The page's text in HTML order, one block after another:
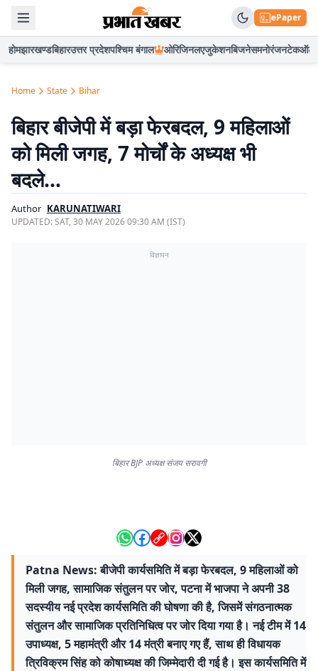
ePaper
होमझारखण्डबिहारउत्तर प्रदेशपश्चिम बंगाल ओरिजिनलएजुकेशनबिजनेसमनोरंजनटेकऑटो
Home State Bihar
बिहार बीजेपी में बड़ा फेरबदल, 9 महिलाओं
को मिली जगह, 7 मोर्चों के अध्यक्ष भी
बदले…
Author KARUNATIWARI
UPDATED:SAT, 30 MAY 2026 09:30 AM (IST)
विज्ञापन
बिहार BJP अध्यक्ष संजय सरावगी
Patna News: बीजेपी कार्यसमिति में बड़ा फेरबदल, 9 महिलाओं को
मिली जगह, सामाजिक संतुलन पर जोर, पटना में भाजपा ने अपनी 38
सदस्यीय नई प्रदेश कार्यसमिति की घोषणा की है, जिसमें संगठनात्मक
संतुलन और सामाजिक प्रतिनिधित्व पर जोर दिया गया है। नई टीम में 14
उपाध्यक्ष, 5 महामंत्री और 14 मंत्री बनाए गए हैं, साथ ही विधायक
त्रिविक्रम सिंह को कोषाध्यक्ष की जिम्मेदारी दी गई है। इस कार्यसमिति में